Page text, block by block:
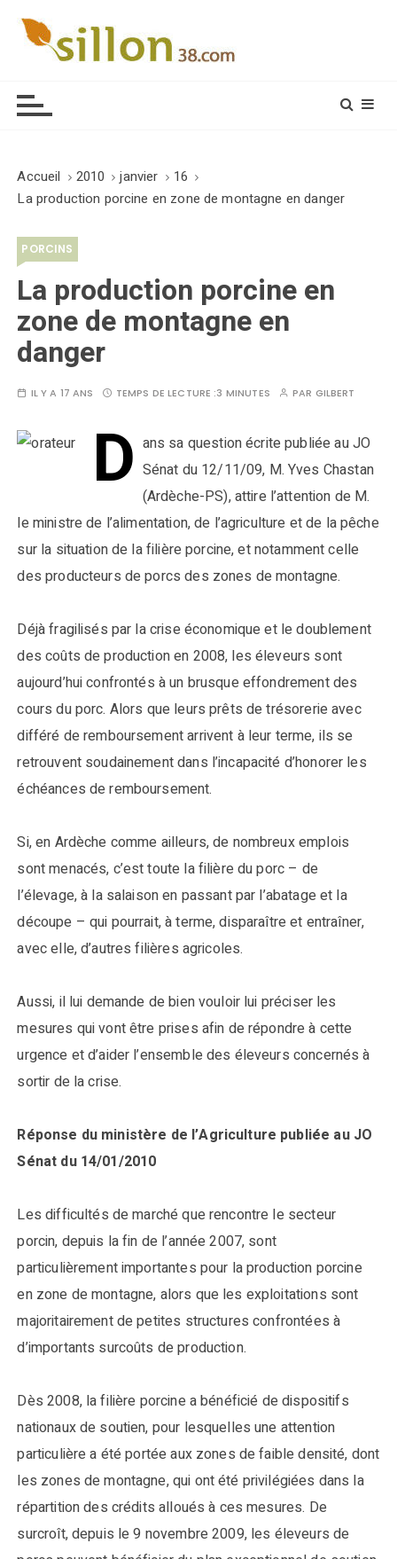
Accueil 2010 janvier
16
La production porcine en zone de montagne en danger
PORCINS
La production porcine en
zone de montagne en
danger
IL Y A 17 ANS TEMPS DE LECTURE :3 MINUTES PAR GILBERT
D ans sa question écrite publiée au JO
Sénat du 12/11/09, M. Yves Chastan
(Ardèche-PS), attire l’attention de M.
le ministre de l’alimentation, de l’agriculture et de la pêche
sur la situation de la filière porcine, et notamment celle
des producteurs de porcs des zones de montagne.
Déjà fragilisés par la crise économique et le doublement
des coûts de production en 2008, les éleveurs sont
aujourd’hui confrontés à un brusque effondrement des
cours du porc. Alors que leurs prêts de trésorerie avec
différé de remboursement arrivent à leur terme, ils se
retrouvent soudainement dans l’incapacité d’honorer les
échéances de remboursement.
Si, en Ardèche comme ailleurs, de nombreux emplois
sont menacés, c’est toute la filière du porc – de
l’élevage, à la salaison en passant par l’abatage et la
découpe – qui pourrait, à terme, disparaître et entraîner,
avec elle, d’autres filières agricoles.
Aussi, il lui demande de bien vouloir lui préciser les
mesures qui vont être prises afin de répondre à cette
urgence et d’aider l’ensemble des éleveurs concernés à
sortir de la crise.
Réponse du ministère de l’Agriculture publiée au JO
Sénat du 14/01/2010
Les difficultés de marché que rencontre le secteur
porcin, depuis la fin de l’année 2007, sont
particulièrement importantes pour la production porcine
en zone de montagne, alors que les exploitations sont
majoritairement de petites structures confrontées à
d’importants surcoûts de production.
Dès 2008, la filière porcine a bénéficié de dispositifs
nationaux de soutien, pour lesquelles une attention
particulière a été portée aux zones de faible densité, dont
les zones de montagne, qui ont été privilégiées dans la
répartition des crédits alloués à ces mesures. De
surcroît, depuis le 9 novembre 2009, les éleveurs de